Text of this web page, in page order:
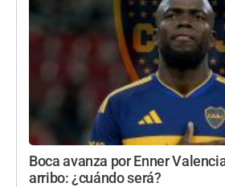
Boca avanza por Enner
arribo: ¿cuándo será?